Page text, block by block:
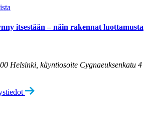
itsestään – näin rakennat luottamusta
Helsinki, käyntiosoite Cygnaeuksenkatu 4